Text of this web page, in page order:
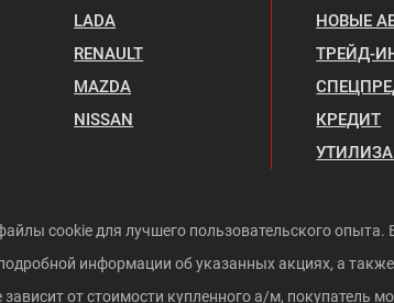
LADA
RENAULT
MAZDA
NISSAN
НОВЫЕ
ТРЕЙД-
КРЕДИТ
cookie для лучшего пользовательского опыта.
информации об указанных акциях, а
от стоимости купленного а/м,